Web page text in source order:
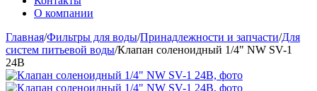
О компании
Главная/Фильтры для воды/Принадлежности и запчасти/Для
систем питьевой воды/Клапан соленоидный 1/4" NW SV-1
24В